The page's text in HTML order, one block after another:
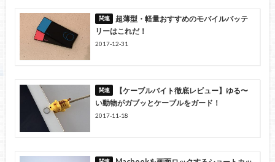
超薄型・軽量おすすめのモバイルバッテ
リーはこれだ！
2017-12-31
【ケーブルバイト徹底レビュー】ゆる〜
い動物がガブッとケーブルをガード！
2017-11-18